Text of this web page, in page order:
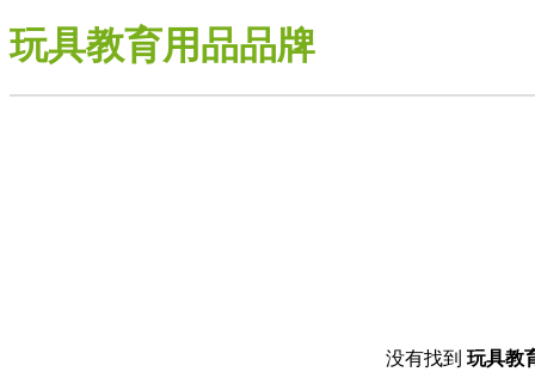
玩具教育用品品牌
没有找到 玩具教